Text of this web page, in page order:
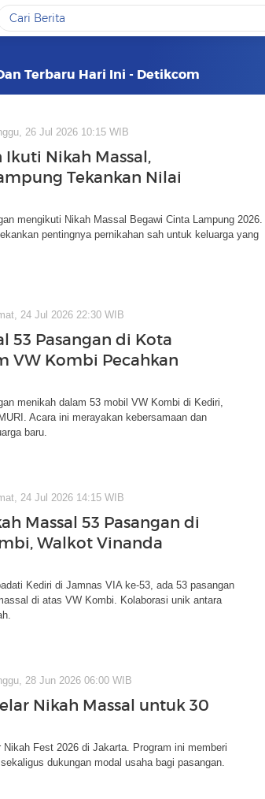
Terbaru Hari Ini - Detikcom
26 Jul 2026 10:15 WIB
Ikuti Nikah Massal,
Tekankan Nilai
mengikuti Nikah Massal Begawi Cinta Lampung 2026.
pentingnya pernikahan sah untuk keluarga yang
24 Jul 2026 22:30 WIB
53 Pasangan di Kota
VW Kombi Pecahkan
menikah dalam 53 mobil VW Kombi di Kediri,
Acara ini merayakan kebersamaan dan
baru.
24 Jul 2026 14:15 WIB
Massal 53 Pasangan di
Walkot Vinanda
Kediri di Jamnas VIA ke-53, ada 53 pasangan
di atas VW Kombi. Kolaborasi unik antara
28 Jun 2026 06:00 WIB
Nikah Massal untuk 30
Nikah Fest 2026 di Jakarta. Program ini memberi
dukungan modal usaha bagi pasangan.